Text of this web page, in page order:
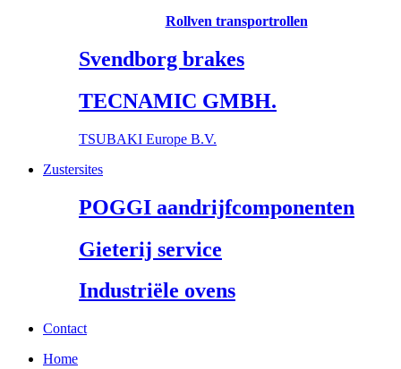
Rollven transportrollen
Svendborg brakes
TECNAMIC GMBH.
TSUBAKI Europe B.V.
Zustersites
POGGI aandrijfcomponenten
Gieterij service
Industriële ovens
Contact
Home